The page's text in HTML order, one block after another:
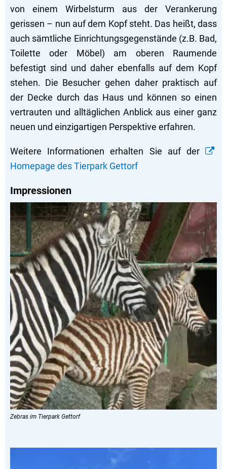
von einem Wirbelsturm aus der Verankerung
gerissen – nun auf dem Kopf steht. Das heißt, dass
auch sämtliche Einrichtungsgegenstände (z.B. Bad,
Toilette oder Möbel) am oberen Raumende
befestigt sind und daher ebenfalls auf dem Kopf
stehen. Die Besucher gehen daher praktisch auf
der Decke durch das Haus und können so einen
vertrauten und alltäglichen Anblick aus einer ganz
neuen und einzigartigen Perspektive erfahren.
Weitere Informationen erhalten Sie auf der
Homepage des Tierpark Gettorf
Impressionen
Zebras im Tierpark Gettorf